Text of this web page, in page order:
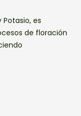
es
de floración